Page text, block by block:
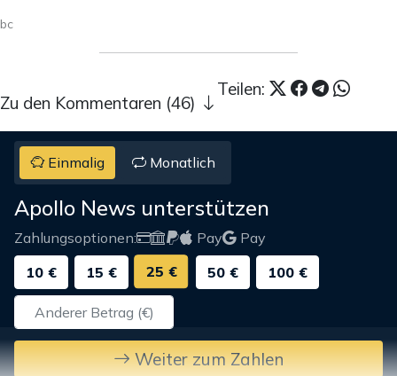
bc
Teilen:
Zu den Kommentaren (46)
Einmalig Monatlich
Apollo News unterstützen
Zahlungsoptionen: Pay
Pay
10 €
15 € 25 € 50 € 100 €
Weiter zum Zahlen